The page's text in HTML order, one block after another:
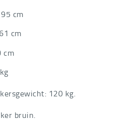
cm
cm
cm
120 kg.
bruin.